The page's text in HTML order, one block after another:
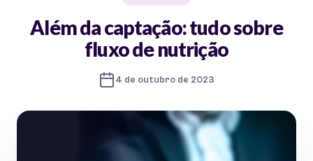
Além da captação: tudo sobre
fluxo de nutrição
4 de outubro de 2023